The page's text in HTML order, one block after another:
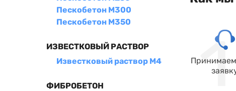
Пескобетон М300
Пескобетон М350
ИЗВЕСТКОВЫЙ РАСТВОР
Известковый раствор М4
ФИБРОБЕТОН